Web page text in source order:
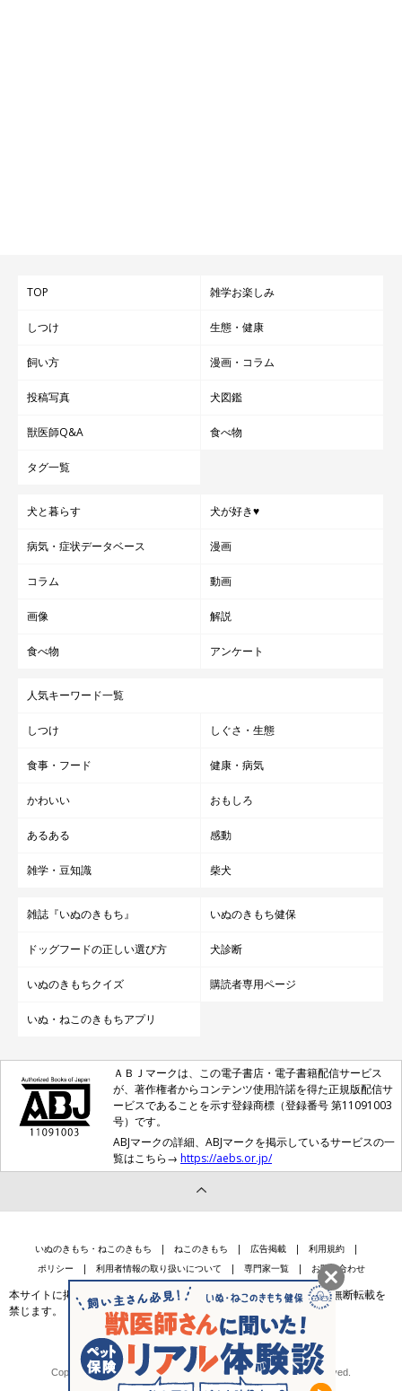
TOP 雑学お楽しみ
しつけ 生態・健康
飼い方 漫画・コラム
投稿写真 犬図鑑
獣医師Q&A 食べ物
タグ一覧
犬と暮らす 犬が好き♥
病気・症状データベース 漫画
コラム 動画
画像 解説
食べ物 アンケート
人気キーワード一覧
しつけ しぐさ・生態
食事・フード 健康・病気
かわいい おもしろ
あるある 感動
雑学・豆知識 柴犬
雑誌『いぬのきもち』 いぬのきもち健保
ドッグフードの正しい選び方 犬診断
いぬのきもちクイズ 購読者専用ページ
いぬ・ねこのきもちアプリ
ＡＢＪマークは、この電子書店・電子書籍配信サービス
が、著作権者からコンテンツ使用許諾を得た正規版配信サ
ービスであることを示す登録商標（登録番号 第11091003
号）です。
ABJマークの詳細、ABJマークを掲示しているサービスの一
覧はこちら→ https://aebs.or.jp/
いぬのきもち・ねこのきもち ねこのきもち 広告掲載
利用規約
ポリシー
利用者情報の取り扱いについて 専門家一覧 お問い合わせ
本サイトに掲載されている記事・写真・イラスト等のコンテンツの無断転載を
禁じます。
会社案内 個人情報保護法に基づく公表事項等
Copyright © Benesse Style Care Group Co.,Ltd. All Rights Reserved.